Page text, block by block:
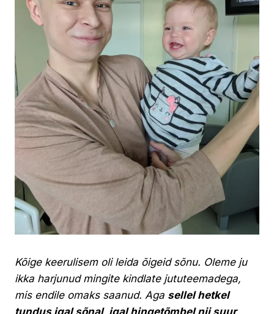
Kõige keerulisem oli leida õigeid sõnu. Oleme ju
ikka harjunud mingite kindlate jututeemadega,
mis endile omaks saanud. Aga sellel hetkel
tundus igal sõnal, igal hingetõmbel nii suur